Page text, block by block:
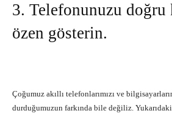
3. Telefonunuzu doğru
özen gösterin.
Çoğumuz akıllı telefonlarımızı ve
durduğumuzun farkında bile değiliz.